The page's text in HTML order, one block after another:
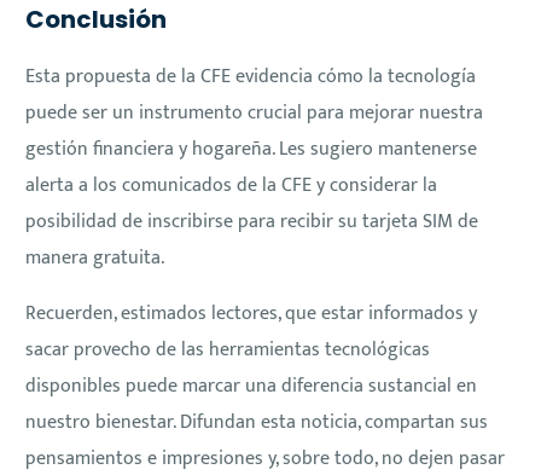
Conclusión
Esta propuesta de la CFE evidencia cómo la tecnología
puede ser un instrumento crucial para mejorar nuestra
gestión financiera y hogareña. Les sugiero mantenerse
alerta a los comunicados de la CFE y considerar la
posibilidad de inscribirse para recibir su tarjeta SIM de
manera gratuita.
Recuerden, estimados lectores, que estar informados y
sacar provecho de las herramientas tecnológicas
disponibles puede marcar una diferencia sustancial en
nuestro bienestar. Difundan esta noticia, compartan sus
pensamientos e impresiones y, sobre todo, no dejen pasar